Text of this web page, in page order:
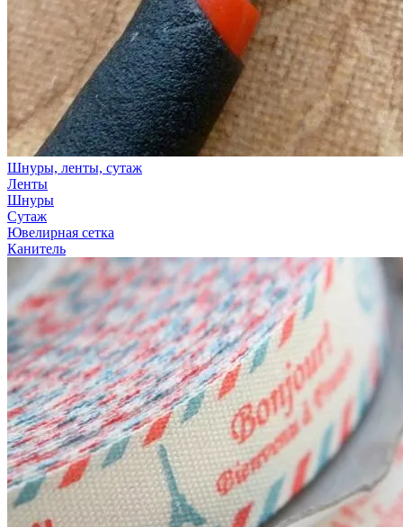
Шнуры, ленты, сутаж
Ленты
Шнуры
Сутаж
Ювелирная сетка
Канитель